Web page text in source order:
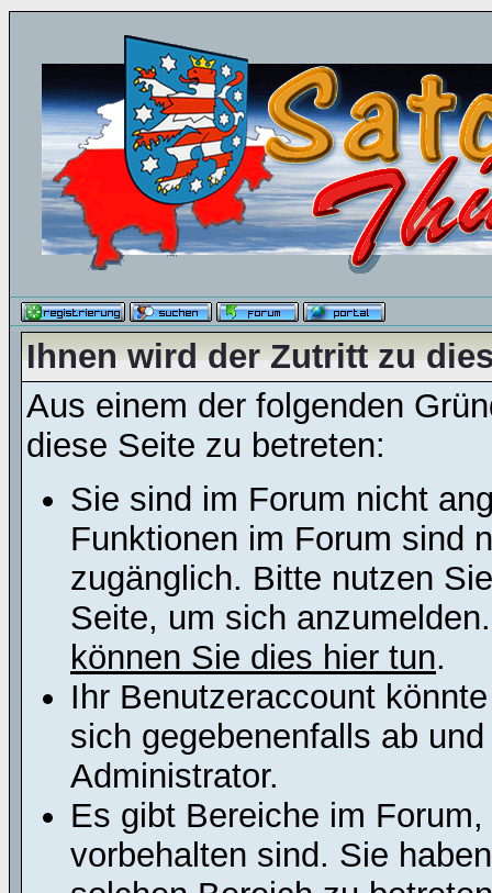
Ihnen wird der Zutritt zu
Aus einem der folgenden
diese Seite zu betreten:
Sie sind im Forum nicht
Funktionen im Forum sind
zugänglich. Bitte nutzen
Seite, um sich
können Sie dies hier tun.
Ihr Benutzeraccount
sich gegebenenfalls ab
Administrator.
Es gibt Bereiche im
vorbehalten sind. Sie